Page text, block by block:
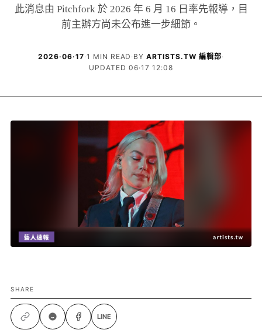
此消息由 Pitchfork 於 2026 年 6 月 16 日率先報導，目
前主辦方尚未公布進一步細節。
2026·06·17·1 MIN READ · BYARTISTS.TW 編輯部·
UPDATED 06·17 12:08
SHARE
LINE